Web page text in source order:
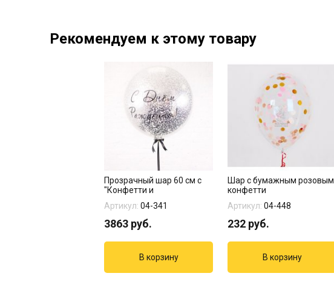
Рекомендуем к этому товару
Прозрачный шар 60 см с
"Конфетти и
Артикул: 04-341
3863 руб.
Шар с бумажным розовым
конфетти
Артикул: 04-448
232 руб.